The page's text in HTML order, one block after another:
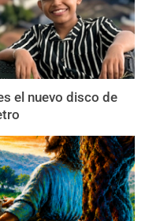
el nuevo disco de